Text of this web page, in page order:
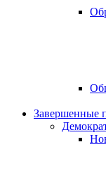
Завершенные